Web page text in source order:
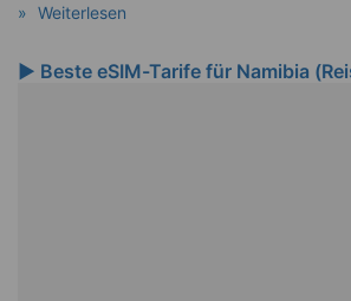
Weiterlesen
▶️ Beste eSIM-Tarife für Namibia